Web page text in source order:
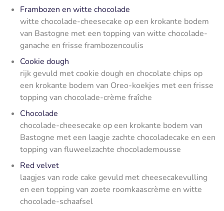
Frambozen en witte chocolade
witte chocolade-cheesecake op een krokante bodem
van Bastogne met een topping van witte chocolade-
ganache en frisse frambozencoulis
Cookie dough
rijk gevuld met cookie dough en chocolate chips op
een krokante bodem van Oreo-koekjes met een frisse
topping van chocolade-crème fraîche
Chocolade
chocolade-cheesecake op een krokante bodem van
Bastogne met een laagje zachte chocoladecake en een
topping van fluweelzachte chocolademousse
Red velvet
laagjes van rode cake gevuld met cheesecakevulling
en een topping van zoete roomkaascrème en witte
chocolade-schaafsel